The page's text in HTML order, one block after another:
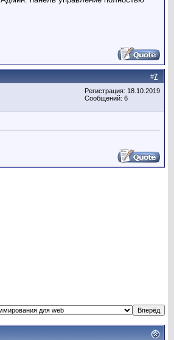
#7
Регистрация: 18.10.2019
Сообщений: 6